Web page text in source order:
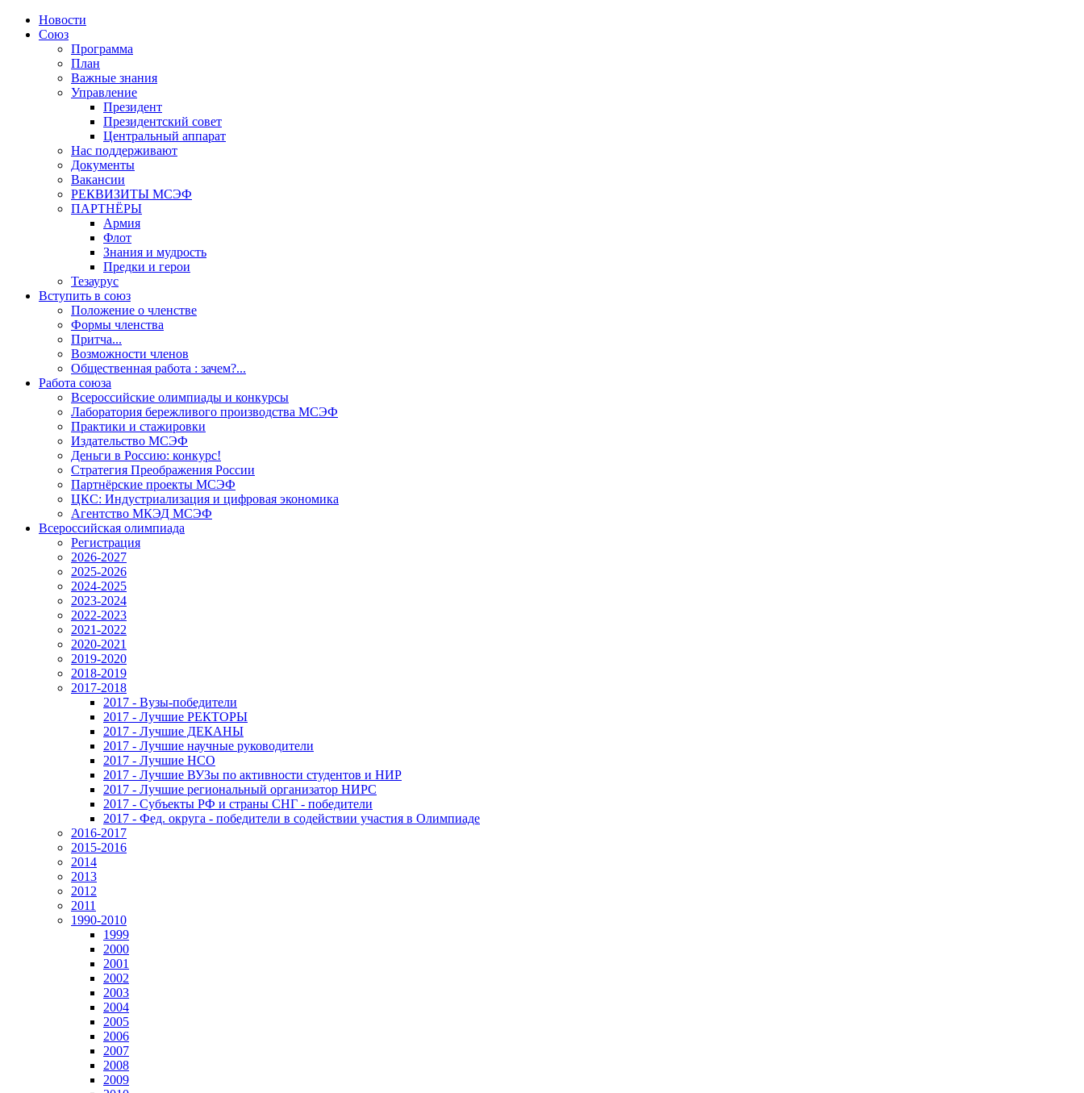
Новости
Союз
Программа
План
Важные знания
Управление
Президент
Президентский совет
Центральный аппарат
Нас поддерживают
Документы
Вакансии
РЕКВИЗИТЫ МСЭФ
ПАРТНЁРЫ
Армия
Флот
Знания и мудрость
Предки и герои
Тезаурус
Вступить в союз
Положение о членстве
Формы членства
Притча...
Возможности членов
Общественная работа : зачем?...
Работа союза
Всероссийские олимпиады и конкурсы
Лаборатория бережливого производства МСЭФ
Практики и стажировки
Издательство МСЭФ
Деньги в Россию: конкурс!
Стратегия Преображения России
Партнёрские проекты МСЭФ
ЦКС: Индустриализация и цифровая экономика
Агентство МКЭД МСЭФ
Всероссийская олимпиада
Регистрация
2026-2027
2025-2026
2024-2025
2023-2024
2022-2023
2021-2022
2020-2021
2019-2020
2018-2019
2017-2018
2017 - Вузы-победители
2017 - Лучшие РЕКТОРЫ
2017 - Лучшие ДЕКАНЫ
2017 - Лучшие научные руководители
2017 - Лучшие НСО
2017 - Лучшие ВУЗы по активности студентов и НИР
2017 - Лучшие региональный организатор НИРС
2017 - Субъекты РФ и страны СНГ - победители
2017 - Фед. округа - победители в содействии участия в Олимпиаде
2016-2017
2015-2016
2014
2013
2012
2011
1990-2010
1999
2000
2001
2002
2003
2004
2005
2006
2007
2008
2009